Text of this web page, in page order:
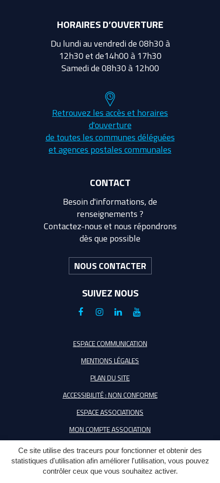
Ce site utilise des traceurs pour fonctionner et obtenir des
statistiques d'utilisation afin améliorer l'utilisation, vous pouvez
contrôler ceux que vous souhaitez activer.
HORAIRES D’OUVERTURE
Du lundi au vendredi de 08h30 à
12h30 et de14h00 à 17h30
Samedi de 08h30 à 12h00
Retrouvez les accès et horaires
d'ouverture
de toutes les communes déléguées
et agences postales communales
CONTACT
Besoin d'informations, de
renseignements ?
Contactez-nous et nous répondrons
dès que possible
NOUS CONTACTER
SUIVEZ NOUS
Lien
le
Facebook
Lien
le
compte
Instagram
Lien
le
compte
Linkedin
Lien
la
Youtube
ESPACE COMMUNICATION
MENTIONS LÉGALES
PLAN DU SITE
ACCESSIBILITÉ : NON CONFORME
ESPACE ASSOCIATIONS
MON COMPTE ASSOCIATION